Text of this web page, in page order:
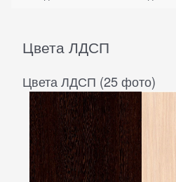
Цвета ЛДСП
Цвета ЛДСП (25 фото)